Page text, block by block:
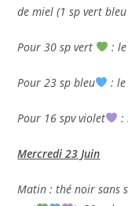
de miel (1 sp vert
Pour 30 sp vert :
Pour 23 sp bleu :
Pour 16 spv violet :
Mercredi 23 Juin
Matin : thé noir sans